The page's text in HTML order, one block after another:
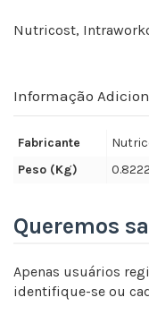
Nutricost,
Informação
Fabricante
Peso (Kg)
0.8222
Queremos
Apenas usuários
identifique-se ou